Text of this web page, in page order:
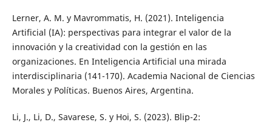
Lerner, A. M. y Mavrommatis, H. (2021). Inteligencia
Artificial (IA): perspectivas para integrar el valor de la
innovación y la creatividad con la gestión en las
organizaciones. En Inteligencia Artificial una mirada
interdisciplinaria (141-170). Academia Nacional de Ciencias
Morales y Políticas. Buenos Aires, Argentina.
Li, J., Li, D., Savarese, S. y Hoi, S. (2023). Blip-2: